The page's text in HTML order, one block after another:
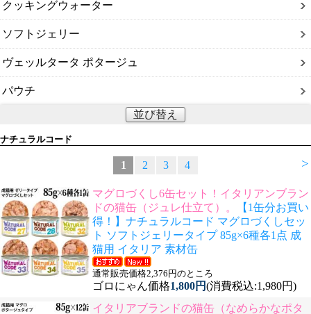
クッキングウォーター
ソフトジェリー
ヴェッルタータ ポタージュ
パウチ
並び替え
ナチュラルコード
>
1 2 3 4
マグロづくし6缶セット！イタリアンブラン
ドの猫缶（ジュレ仕立て）。
【1缶分お買い
得！】ナチュラルコード マグロづくしセッ
ト ソフトジェリータイプ 85g×6種各1点 成
猫用 イタリア 素材缶
通常販売価格2,376円のところ
ゴロにゃん価格1,800円(消費税込:1,980円)
イタリアブランドの猫缶（なめらかなポタ